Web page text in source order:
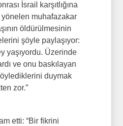
İsrail karşıtlığına
muhafazakar
öldürülmesinin
şöyle paylaşıyor:
yaşıyordu. Üzerinde
ve onu baskılayan
duymak
zor.”
etti: “Bir fikrini